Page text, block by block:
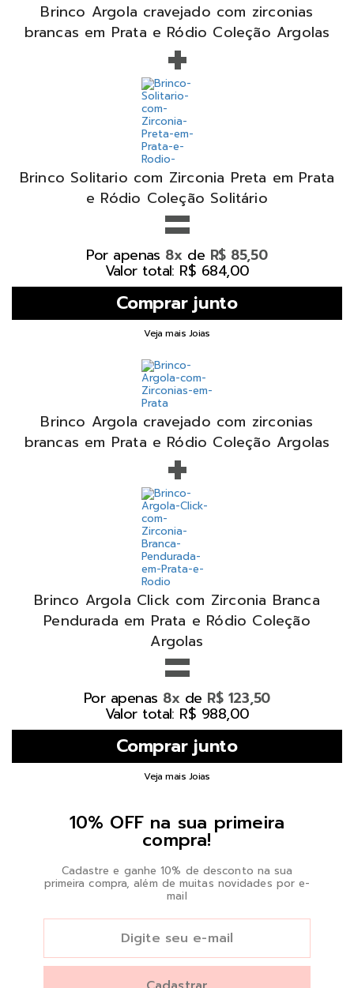
Brinco Argola cravejado com zirconias
brancas em Prata e Ródio Coleção Argolas
+
Brinco Solitario com Zirconia Preta em Prata
e Ródio Coleção Solitário
=
Por apenas 8x de R$ 85,50
Valor total: R$ 684,00
Veja mais Joias
Brinco Argola cravejado com zirconias
brancas em Prata e Ródio Coleção Argolas
+
Brinco Argola Click com Zirconia Branca
Pendurada em Prata e Ródio Coleção
Argolas
=
Por apenas 8x de R$ 123,50
Valor total: R$ 988,00
Veja mais Joias
10% OFF na sua primeira
compra!
Cadastre e ganhe 10% de desconto na sua
primeira compra, além de muitas novidades por e-
mail